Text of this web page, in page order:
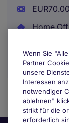
Home
Wenn Sie
Partner
unsere
Interessen
notwendiger
ablehnen"
strikt für die
erforderlich